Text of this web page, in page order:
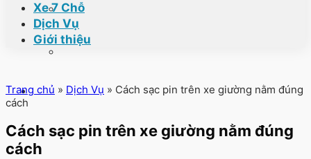
Xe 7 Chỗ
Dịch Vụ
Giới thiệu
Trang chủ » Dịch Vụ » Cách sạc pin trên xe giường nằm đúng
cách
Cách sạc pin trên xe giường nằm đúng
cách